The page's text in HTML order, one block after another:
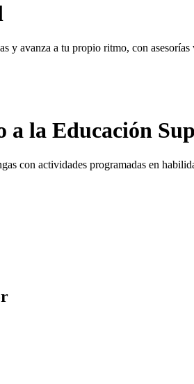
y avanza a tu propio ritmo, con
a la Educación
con actividades programadas en